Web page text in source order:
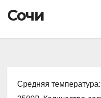
Сочи
Средняя